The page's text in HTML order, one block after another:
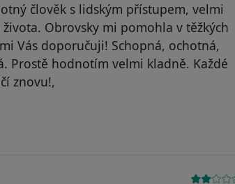
člověk s lidským přístupem, velmi
Obrovsky mi pomohla v těžkých
Vás doporučuji! Schopná, ochotná,
Prostě hodnotím velmi kladně. Každé
znovu!,
účet byl odstraněn